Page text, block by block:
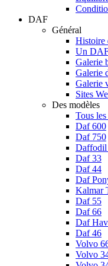
DAF
Général
Histoire
Un
Galerie
Galerie
Galerie
Sites
Des modèles
Tous
Daf 600
Daf 750
Daffodil
Daf 33
Daf 44
Daf
Kalmar
Daf 55
Daf 66
Daf
Daf 46
Volvo
Volvo